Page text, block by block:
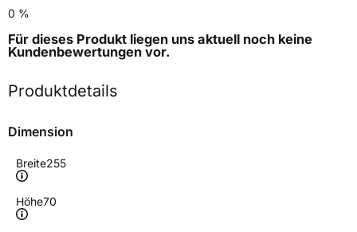
0 %
Für dieses Produkt liegen uns aktuell noch keine
Kundenbewertungen vor.
Produktdetails
Dimension
Breite255
Höhe70